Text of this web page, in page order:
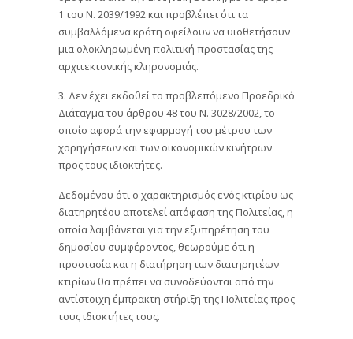
1 του Ν. 2039/1992 και προβλέπει ότι τα
συμβαλλόμενα κράτη οφείλουν να υιοθετήσουν
μια ολοκληρωμένη πολιτική προστασίας της
αρχιτεκτονικής κληρονομιάς.
3. Δεν έχει εκδοθεί το προβλεπόμενο Προεδρικό
Διάταγμα του άρθρου 48 του Ν. 3028/2002, το
οποίο αφορά την εφαρμογή του μέτρου των
χορηγήσεων και των οικονομικών κινήτρων
προς τους ιδιοκτήτες.
Δεδομένου ότι ο χαρακτηρισμός ενός κτιρίου ως
διατηρητέου αποτελεί απόφαση της Πολιτείας, η
οποία λαμβάνεται για την εξυπηρέτηση του
δημοσίου συμφέροντος, θεωρούμε ότι η
προστασία και η διατήρηση των διατηρητέων
κτιρίων θα πρέπει να συνοδεύονται από την
αντίστοιχη έμπρακτη στήριξη της Πολιτείας προς
τους ιδιοκτήτες τους.